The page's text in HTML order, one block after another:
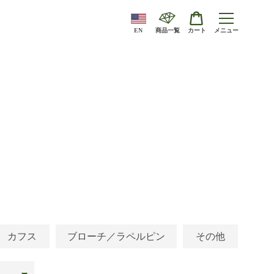
EN 商品一覧 カート メニュー
カフス ブローチ／ラペルピン その他